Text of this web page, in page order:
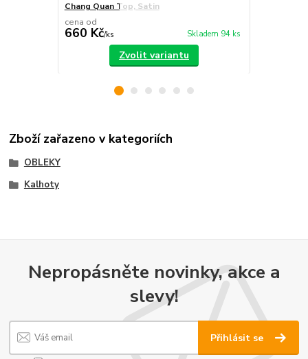
Chang Quan Top, Satin
cena od
660 Kč/ks Skladem 94 ks
Zvolit variantu
Zboží zařazeno v kategoriích
OBLEKY
Kalhoty
Nepropásněte novinky, akce a
slevy!
Přihlásit se